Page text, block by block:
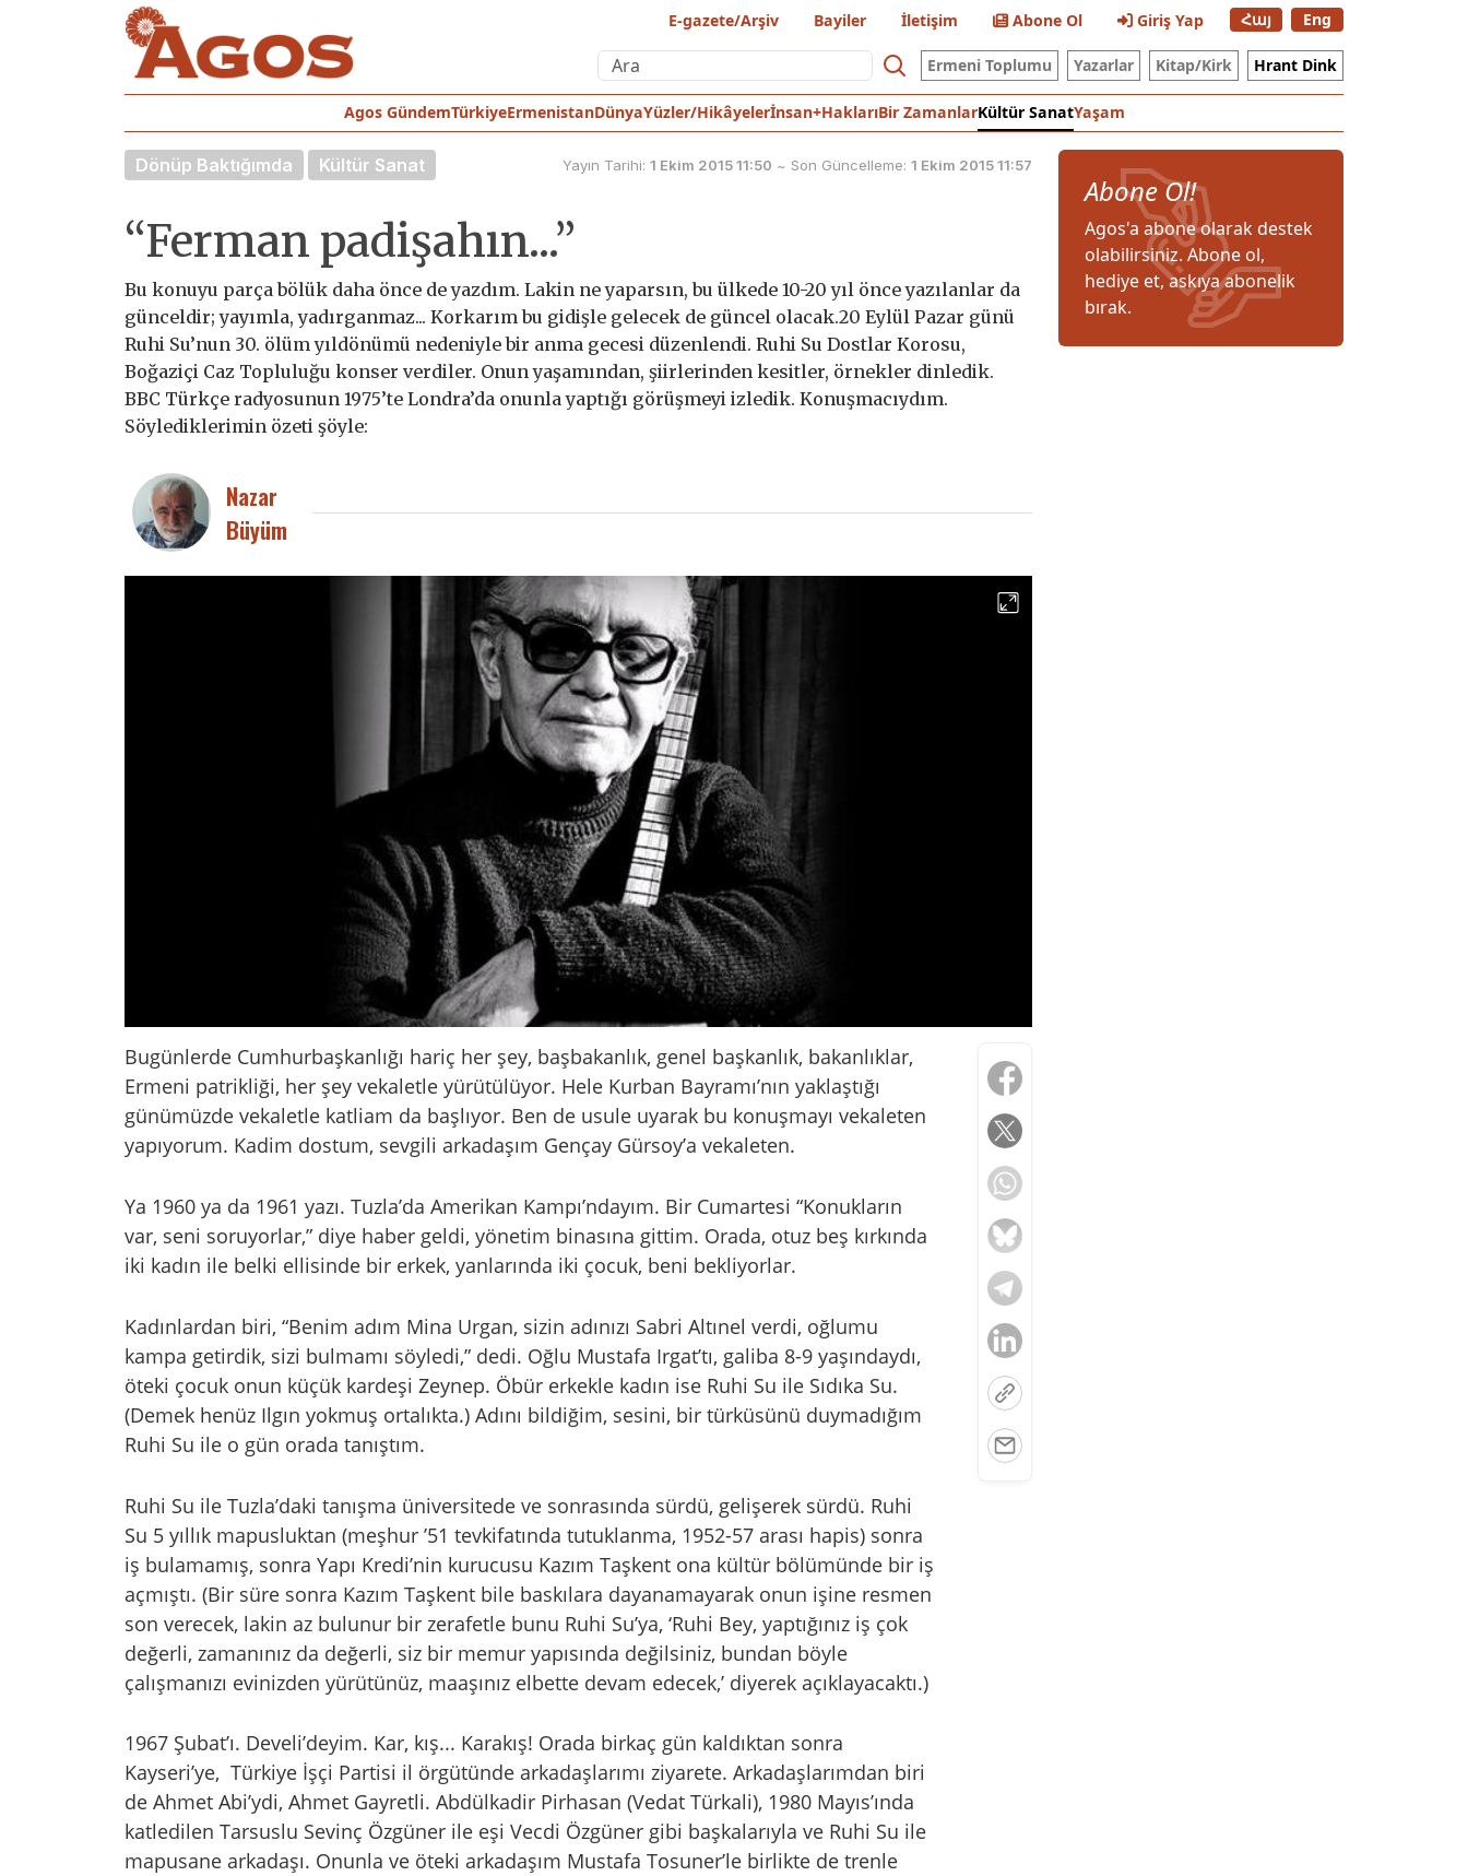
E-gazete/Arşiv Bayiler İletişim Abone Ol Giriş Yap Հայ Eng
Ermeni Toplumu Yazarlar Kitap/Kirk Hrant Dink
Agos GündemTürkiyeErmenistanDünyaYüzler/Hikâyelerİnsan+HaklarıBir ZamanlarKültür SanatYaşam
Dönüp Baktığımda Kültür Sanat Yayın Tarihi: 1 Ekim 2015 11:50 ~ Son Güncelleme: 1 Ekim 2015 11:57
“Ferman padişahın...”
Bu konuyu parça bölük daha önce de yazdım. Lakin ne yaparsın, bu ülkede 10-20 yıl önce yazılanlar da
günceldir; yayımla, yadırganmaz... Korkarım bu gidişle gelecek de güncel olacak.20 Eylül Pazar günü
Ruhi Su’nun 30. ölüm yıldönümü nedeniyle bir anma gecesi düzenlendi. Ruhi Su Dostlar Korosu,
Boğaziçi Caz Topluluğu konser verdiler. Onun yaşamından, şiirlerinden kesitler, örnekler dinledik.
BBC Türkçe radyosunun 1975’te Londra’da onunla yaptığı görüşmeyi izledik. Konuşmacıydım.
Söylediklerimin özeti şöyle:
Nazar
Büyüm
Bugünlerde Cumhurbaşkanlığı hariç her şey, başbakanlık, genel başkanlık, bakanlıklar,
Ermeni patrikliği, her şey vekaletle yürütülüyor. Hele Kurban Bayramı’nın yaklaştığı
günümüzde vekaletle katliam da başlıyor. Ben de usule uyarak bu konuşmayı vekaleten
yapıyorum. Kadim dostum, sevgili arkadaşım Gençay Gürsoy’a vekaleten.
Ya 1960 ya da 1961 yazı. Tuzla’da Amerikan Kampı’ndayım. Bir Cumartesi “Konukların
var, seni soruyorlar,” diye haber geldi, yönetim binasına gittim. Orada, otuz beş kırkında
iki kadın ile belki ellisinde bir erkek, yanlarında iki çocuk, beni bekliyorlar.
Kadınlardan biri, “Benim adım Mina Urgan, sizin adınızı Sabri Altınel verdi, oğlumu
kampa getirdik, sizi bulmamı söyledi,” dedi. Oğlu Mustafa Irgat’tı, galiba 8-9 yaşındaydı,
öteki çocuk onun küçük kardeşi Zeynep. Öbür erkekle kadın ise Ruhi Su ile Sıdıka Su.
(Demek henüz Ilgın yokmuş ortalıkta.) Adını bildiğim, sesini, bir türküsünü duymadığım
Ruhi Su ile o gün orada tanıştım.
Ruhi Su ile Tuzla’daki tanışma üniversitede ve sonrasında sürdü, gelişerek sürdü. Ruhi
Su 5 yıllık mapusluktan (meşhur ’51 tevkifatında tutuklanma, 1952-57 arası hapis) sonra
iş bulamamış, sonra Yapı Kredi’nin kurucusu Kazım Taşkent ona kültür bölümünde bir iş
açmıştı. (Bir süre sonra Kazım Taşkent bile baskılara dayanamayarak onun işine resmen
son verecek, lakin az bulunur bir zerafetle bunu Ruhi Su’ya, ‘Ruhi Bey, yaptığınız iş çok
değerli, zamanınız da değerli, siz bir memur yapısında değilsiniz, bundan böyle
çalışmanızı evinizden yürütünüz, maaşınız elbette devam edecek,’ diyerek açıklayacaktı.)
1967 Şubat’ı. Develi’deyim. Kar, kış... Karakış! Orada birkaç gün kaldıktan sonra
Kayseri’ye, Türkiye İşçi Partisi il örgütünde arkadaşlarımı ziyarete. Arkadaşlarımdan biri
de Ahmet Abi’ydi, Ahmet Gayretli. Abdülkadir Pirhasan (Vedat Türkali), 1980 Mayıs’ında
katledilen Tarsuslu Sevinç Özgüner ile eşi Vecdi Özgüner gibi başkalarıyla ve Ruhi Su ile
mapusane arkadaşı. Onunla ve öteki arkadaşım Mustafa Tosuner’le birlikte de trenle
Abone Ol!
Agos'a abone olarak destek
olabilirsiniz. Abone ol,
hediye et, askıya abonelik
bırak.